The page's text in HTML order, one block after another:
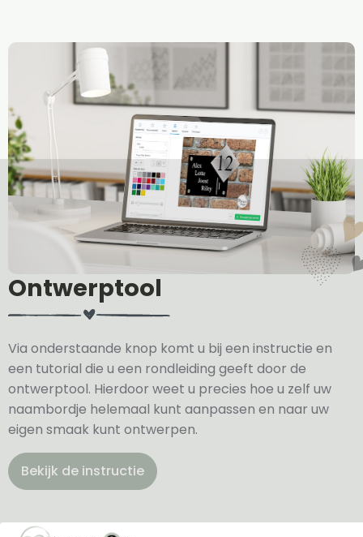
Ontwerptool
Via onderstaande knop komt u bij een instructie en
een tutorial die u een rondleiding geeft door de
ontwerptool. Hierdoor weet u precies hoe u zelf uw
naambordje helemaal kunt aanpassen en naar uw
eigen smaak kunt ontwerpen.
Bekijk de instructie